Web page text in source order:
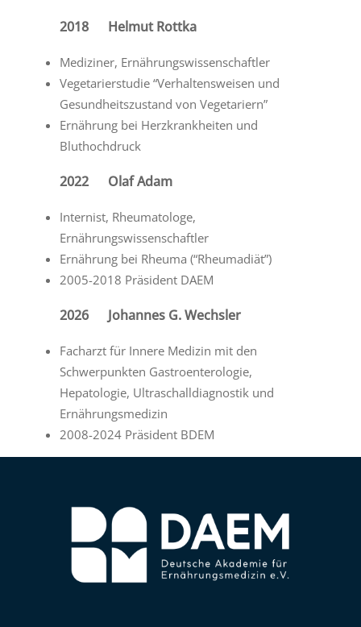
2018 Helmut Rottka
Mediziner, Ernährungswissenschaftler
Vegetarierstudie “Verhaltensweisen und
Gesundheitszustand von Vegetariern”
Ernährung bei Herzkrankheiten und
Bluthochdruck
2022 Olaf Adam
Internist, Rheumatologe,
Ernährungswissenschaftler
Ernährung bei Rheuma (“Rheumadiät”)
2005-2018 Präsident DAEM
2026 Johannes G. Wechsler
Facharzt für Innere Medizin mit den
Schwerpunkten Gastroenterologie,
Hepatologie, Ultraschalldiagnostik und
Ernährungsmedizin
2008-2024 Präsident BDEM